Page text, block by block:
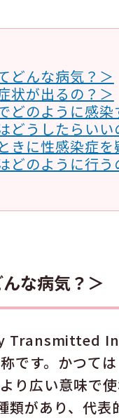
どんな病気？＞
状が出るの？＞
どのように感染
どうしたらいい
きに性感染症を
どのように行う
な病気？＞
Transmitted
です。かつて
り広い意味で使
があり、代表